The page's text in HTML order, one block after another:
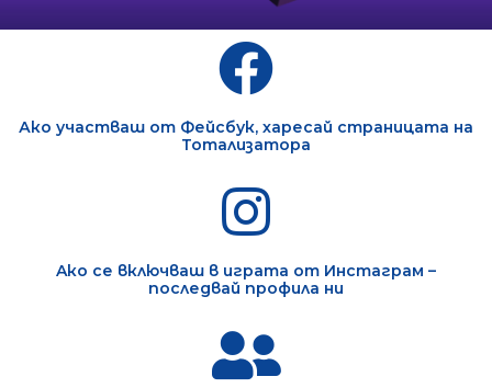
Ако участваш от Фейсбук, харесай страницата на
Тотализатора
Aко се включваш в играта от Инстаграм –
последвай профила ни